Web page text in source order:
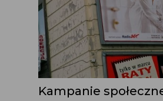
Kampanie